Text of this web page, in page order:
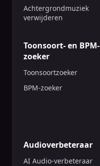
Achtergrondmuziek
verwijderen
Toonsoort- en BPM-
zoeker
Toonsoortzoeker
BPM-zoeker
Audioverbeteraar
AI Audio-verbeteraar